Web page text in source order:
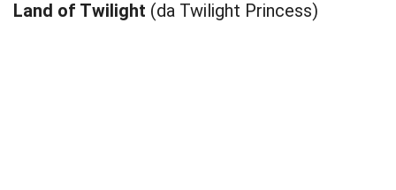
Land of Twilight (da Twilight Princess)